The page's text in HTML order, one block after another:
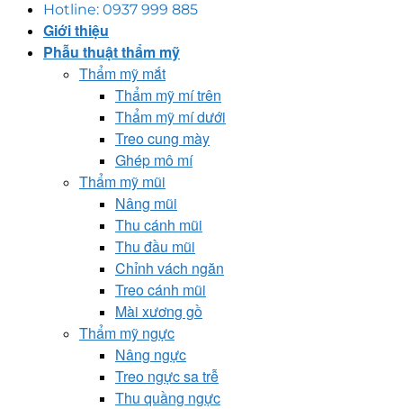
Hotline: 0937 999 885
Giới thiệu
Phẫu thuật thẩm mỹ
Thẩm mỹ mắt
Thẩm mỹ mí trên
Thẩm mỹ mí dưới
Treo cung mày
Ghép mô mí
Thẩm mỹ mũi
Nâng mũi
Thu cánh mũi
Thu đầu mũi
Chỉnh vách ngăn
Treo cánh mũi
Mài xương gồ
Thẩm mỹ ngực
Nâng ngực
Treo ngực sa trễ
Thu quầng ngực